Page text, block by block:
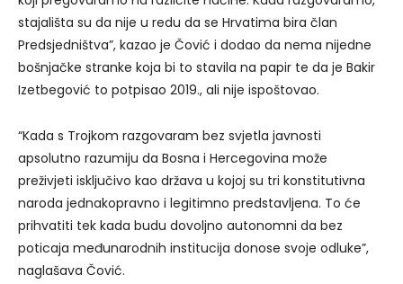
stajališta su da nije u redu da se Hrvatima bira član
Predsjedništva”, kazao je Čović i dodao da nema nijedne
bošnjačke stranke koja bi to stavila na papir te da je Bakir
Izetbegović to potpisao 2019., ali nije ispoštovao.
“Kada s Trojkom razgovaram bez svjetla javnosti
apsolutno razumiju da Bosna i Hercegovina može
preživjeti isključivo kao država u kojoj su tri konstitutivna
naroda jednakopravno i legitimno predstavljena. To će
prihvatiti tek kada budu dovoljno autonomni da bez
poticaja međunarodnih institucija donose svoje odluke”,
naglašava Čović.